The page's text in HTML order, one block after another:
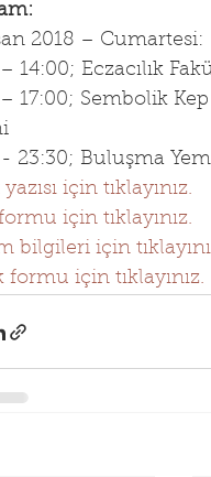
2018 – Cumartesi:
14:00; Eczacılık
17:00; Sembolik
23:30; Buluşma
için tıklayınız.
için tıklayınız.
bilgileri için
formu için tıklayınız.